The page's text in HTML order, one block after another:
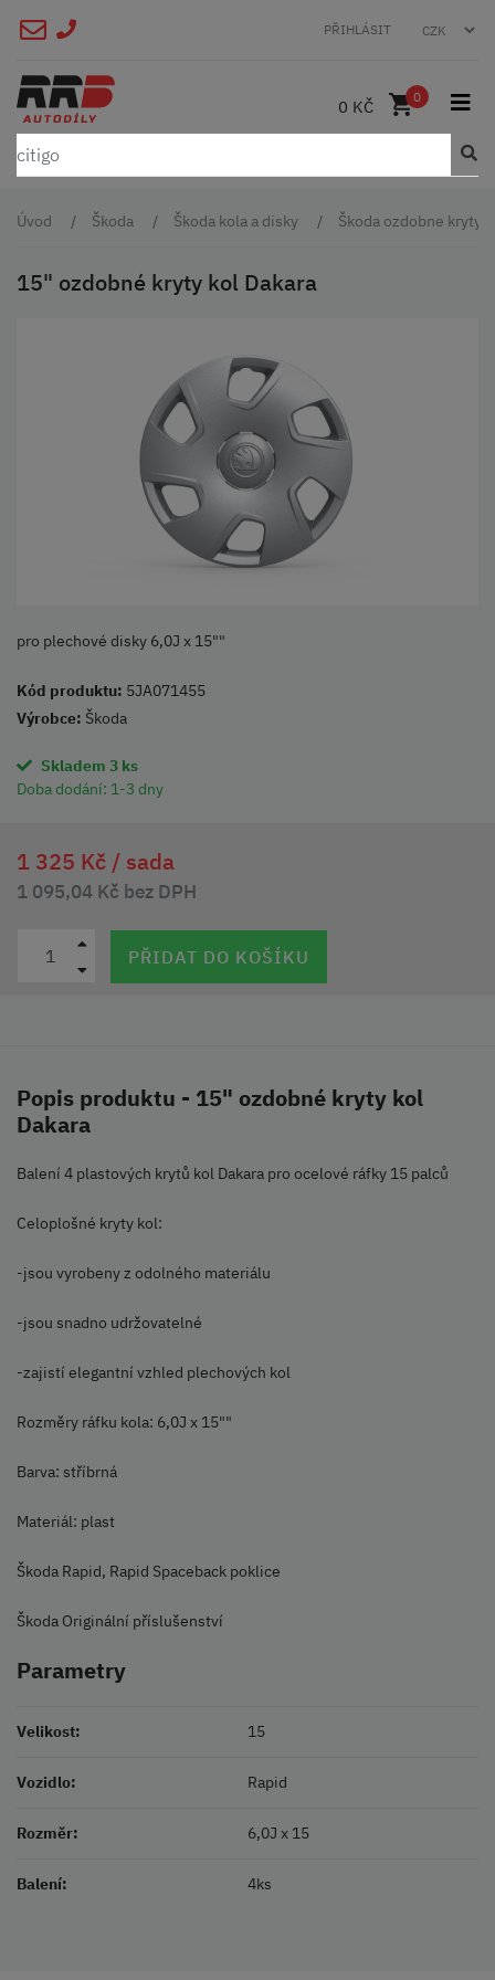
PŘIHLÁSIT
0 KČ 0
Úvod Škoda Škoda kola a disky Škoda ozdobne kryty
15" ozdobné kryty kol Dakara
pro plechové disky 6,0J x 15""
Kód produktu: 5JA071455
Výrobce: Škoda
Skladem 3 ks
Doba dodání: 1-3 dny
1 325 Kč / sada
1 095,04 Kč bez DPH
PŘIDAT DO KOŠÍKU
Popis produktu - 15" ozdobné kryty kol
Dakara
Balení 4 plastových krytů kol Dakara pro ocelové ráfky 15 palců
Celoplošné kryty kol:
-jsou vyrobeny z odolného materiálu
-jsou snadno udržovatelné
-zajistí elegantní vzhled plechových kol
Rozměry ráfku kola: 6,0J x 15""
Barva: stříbrná
Materiál: plast
Škoda Rapid, Rapid Spaceback poklice
Škoda Originální příslušenství
Parametry
Velikost: 15
Vozidlo: Rapid
Rozměr: 6,0J x 15
Balení: 4ks